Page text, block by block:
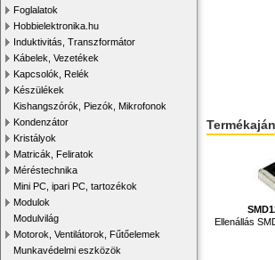
Foglalatok
Hobbielektronika.hu
Induktivitás, Transzformátor
Kábelek, Vezetékek
Kapcsolók, Relék
Készülékek
Kishangszórók, Piezók, Mikrofonok
Kondenzátor
Kristályok
Matricák, Feliratok
Méréstechnika
Mini PC, ipari PC, tartozékok
Modulok
Modulvilág
Motorok, Ventilátorok, Fűtőelemek
Munkavédelmi eszközök
Ellenállás